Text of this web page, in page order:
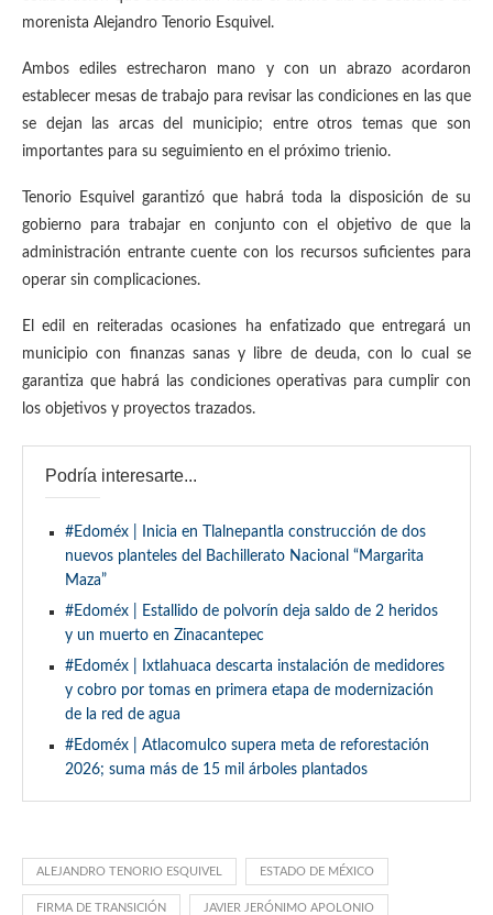
morenista Alejandro Tenorio Esquivel.
Ambos ediles estrecharon mano y con un abrazo acordaron
establecer mesas de trabajo para revisar las condiciones en las que
se dejan las arcas del municipio; entre otros temas que son
importantes para su seguimiento en el próximo trienio.
Tenorio Esquivel garantizó que habrá toda la disposición de su
gobierno para trabajar en conjunto con el objetivo de que la
administración entrante cuente con los recursos suficientes para
operar sin complicaciones.
El edil en reiteradas ocasiones ha enfatizado que entregará un
municipio con finanzas sanas y libre de deuda, con lo cual se
garantiza que habrá las condiciones operativas para cumplir con
los objetivos y proyectos trazados.
Podría interesarte...
#Edoméx | Inicia en Tlalnepantla construcción de dos
nuevos planteles del Bachillerato Nacional “Margarita
Maza”
#Edoméx | Estallido de polvorín deja saldo de 2 heridos
y un muerto en Zinacantepec
#Edoméx | Ixtlahuaca descarta instalación de medidores
y cobro por tomas en primera etapa de modernización
de la red de agua
#Edoméx | Atlacomulco supera meta de reforestación
2026; suma más de 15 mil árboles plantados
ALEJANDRO TENORIO ESQUIVEL ESTADO DE MÉXICO
FIRMA DE TRANSICIÓN JAVIER JERÓNIMO APOLONIO